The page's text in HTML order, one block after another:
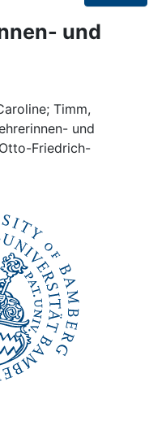
und
Timm,
und
Friedrich-